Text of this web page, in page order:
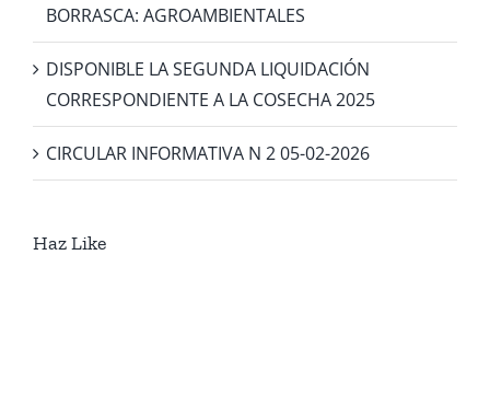
BORRASCA: AGROAMBIENTALES
DISPONIBLE LA SEGUNDA LIQUIDACIÓN
CORRESPONDIENTE A LA COSECHA 2025
CIRCULAR INFORMATIVA N 2 05-02-2026
Haz Like